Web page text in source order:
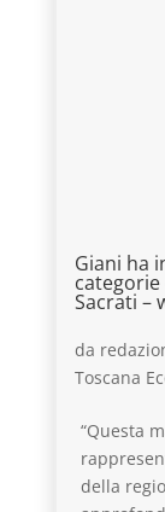
Giani ha
categorie
Sacrati –
da
Toscana
“Questa
della